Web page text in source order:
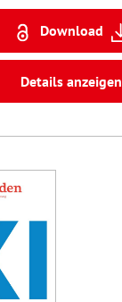
Download
Details anzeigen